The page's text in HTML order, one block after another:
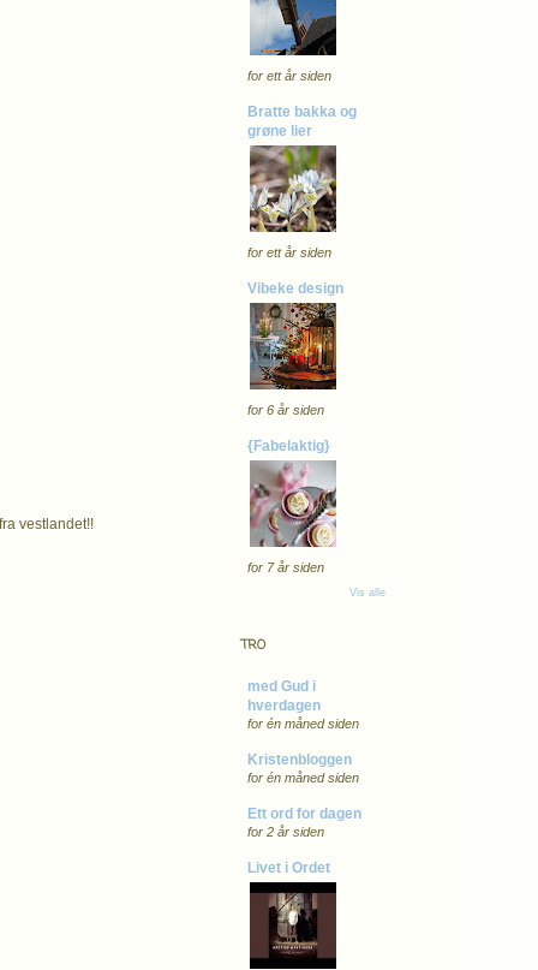
vestlandet!!
for ett år siden
Bratte bakka og
grøne lier
for ett år siden
Vibeke design
for 6 år siden
{Fabelaktig}
for 7 år siden
Vis alle
TRO
med Gud i
hverdagen
for én måned siden
Kristenbloggen
for én måned siden
Ett ord for dagen
for 2 år siden
Livet i Ordet